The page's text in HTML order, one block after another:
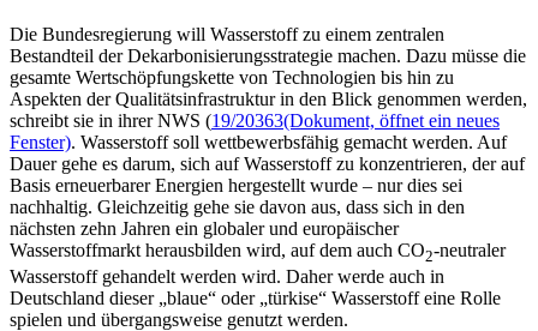
Die Bundesregierung will Wasserstoff zu einem zentralen
Bestandteil der Dekarbonisierungsstrategie machen. Dazu müsse die
gesamte Wertschöpfungskette von Technologien bis hin zu
Aspekten der Qualitätsinfrastruktur in den Blick genommen werden,
schreibt sie in ihrer NWS (19/20363(Dokument, öffnet ein neues
Fenster). Wasserstoff soll wettbewerbsfähig gemacht werden. Auf
Dauer gehe es darum, sich auf Wasserstoff zu konzentrieren, der auf
Basis erneuerbarer Energien hergestellt wurde – nur dies sei
nachhaltig. Gleichzeitig gehe sie davon aus, dass sich in den
nächsten zehn Jahren ein globaler und europäischer
Wasserstoffmarkt herausbilden wird, auf dem auch CO2-neutraler
Wasserstoff gehandelt werden wird. Daher werde auch in
Deutschland dieser „blaue“ oder „türkise“ Wasserstoff eine Rolle
spielen und übergangsweise genutzt werden.